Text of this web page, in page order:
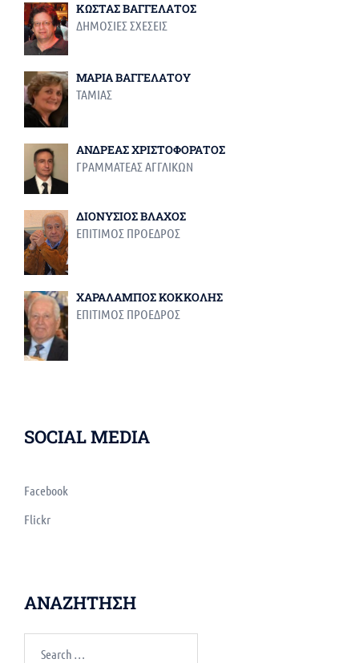
ΚΩΣΤΑΣ ΒΑΓΓΕΛΑΤΟΣ
ΔΗΜΟΣΙΕΣ ΣΧΕΣΕΙΣ
ΜΑΡΙΑ ΒΑΓΓΕΛΑΤΟΥ
ΤΑΜΙΑΣ
ΑΝΔΡΕΑΣ ΧΡΙΣΤΟΦΟΡΑΤΟΣ
ΓΡΑΜΜΑΤΕΑΣ ΑΓΓΛΙΚΩΝ
ΔΙΟΝΥΣΙΟΣ ΒΛΑΧΟΣ
ΕΠΙΤΙΜΟΣ ΠΡΟΕΔΡΟΣ
ΧΑΡΑΛΑΜΠΟΣ ΚΟΚΚΟΛΗΣ
ΕΠΙΤΙΜΟΣ ΠΡΟΕΔΡΟΣ
SOCIAL MEDIA
Facebook
Flickr
ΑΝΑΖΗΤΗΣΗ